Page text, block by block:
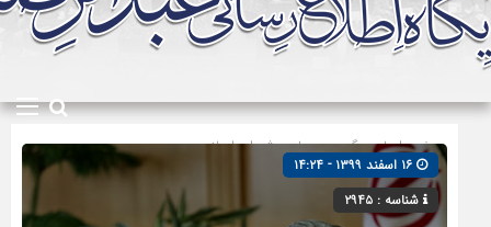
صفحه اصلی» گروه »مجلس شورای اسلامی
شناسه : ۲۹۴۵